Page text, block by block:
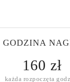
GODZINA
160 zł
każda rozpoczęta